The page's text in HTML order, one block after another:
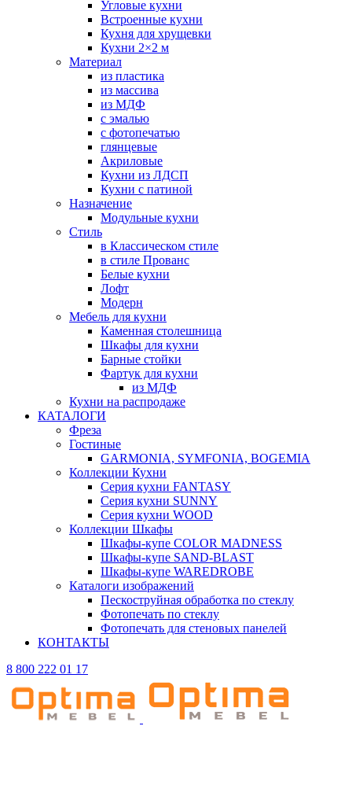
Угловые кухни
Встроенные кухни
Кухня для хрущевки
Кухни 2×2 м
Материал
из пластика
из массива
из МДФ
с эмалью
с фотопечатью
глянцевые
Акриловые
Кухни из ЛДСП
Кухни с патиной
Назначение
Модульные кухни
Стиль
в Классическом стиле
в стиле Прованс
Белые кухни
Лофт
Модерн
Мебель для кухни
Каменная столешница
Шкафы для кухни
Барные стойки
Фартук для кухни
из МДФ
Кухни на распродаже
КАТАЛОГИ
Фреза
Гостиные
GARMONIA, SYMFONIA, BOGEMIA
Коллекции Кухни
Серия кухни FANTASY
Серия кухни SUNNY
Серия кухни WOOD
Коллекции Шкафы
Шкафы-купе COLOR MADNESS
Шкафы-купе SAND-BLAST
Шкафы-купе WAREDROBE
Каталоги изображений
Пескоструйная обработка по стеклу
Фотопечать по стеклу
Фотопечать для стеновых панелей
КОНТАКТЫ
8 800 222 01 17